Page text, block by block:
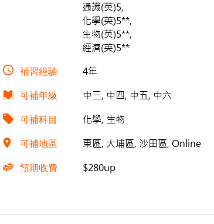
通識(英)5,
化學(英)5**,
生物(英)5**,
經濟(英)5**
補習經驗 4年
可補年級 中三, 中四, 中五, 中六
可補科目 化學, 生物
可補地區 東區, 大埔區, 沙田區, Online
預期收費 $280up